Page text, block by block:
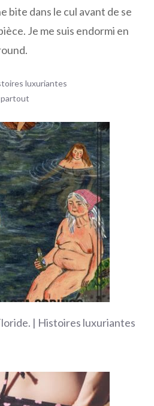
bite dans le cul avant de se
Je me suis endormi en
luxuriantes
partout
| Histoires luxuriantes